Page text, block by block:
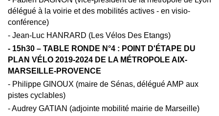
délégué à la voirie et des mobilités actives - en visio-
conférence)
- Jean-Luc HANRARD (Les Vélos Des Etangs)
- 15h30 – TABLE RONDE N°4 : POINT D' ÉTAPE DU
PLAN VÉ LO 2019-2024 DE LA M ÉTROPOLE AIX-
MARSEILLE-PROVENCE
- Philippe GINOUX (maire de Sénas, délégué AMP aux
pistes cyclables)
- Audrey GATIAN (adjointe mobilité mairie de Marseille)